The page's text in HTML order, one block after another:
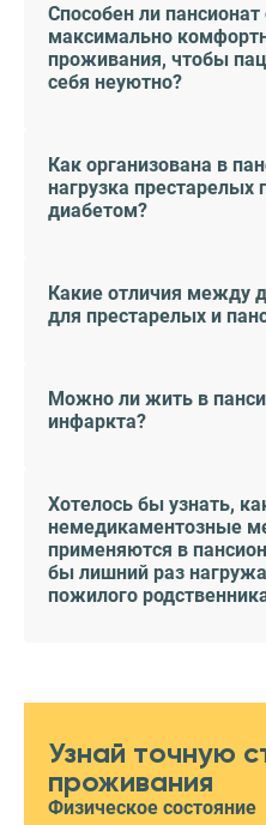
Способен ли пансионат
максимально
проживания, чтобы
себя неуютно?
Как организована в
нагрузка
диабетом?
Какие отличия между
для престарелых и
Можно ли жить в
инфаркта?
Хотелось бы узнать,
немедикаментозные
применяются в
бы лишний раз
пожилого
Узнай точную
проживания
Физическое состояние